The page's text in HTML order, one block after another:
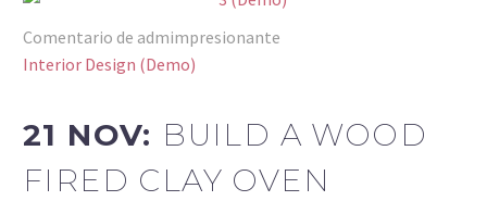
Comentario de admimpresionante
Interior Design (Demo)
21 NOV: BUILD A WOOD
FIRED CLAY OVEN